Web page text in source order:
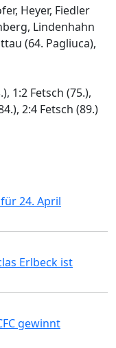
Heyer, Fiedler
Lindenhahn
(64. Pagliuca),
1:2 Fetsch (75.),
2:4 Fetsch (89.)
24. April
Erlbeck ist
gewinnt